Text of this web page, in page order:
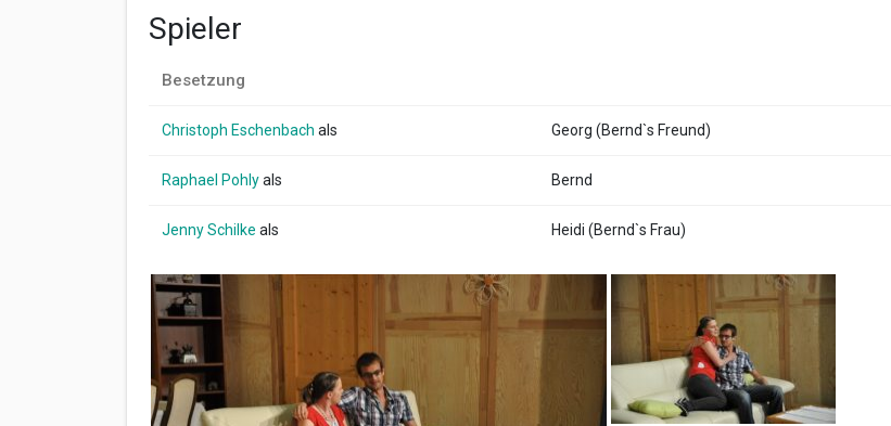
Spieler
Besetzung
Christoph Eschenbach als Georg (Bernd`s Freund)
Raphael Pohlyals Bernd
Jenny Schilke als Heidi (Bernd`s Frau)